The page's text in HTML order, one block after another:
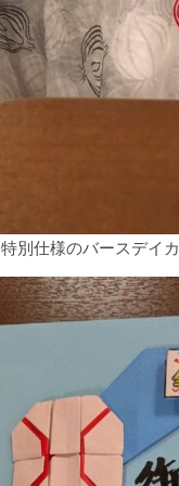
特別仕様のバースデイ